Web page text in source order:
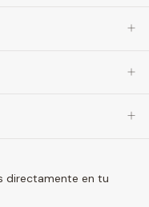
directamente en tu